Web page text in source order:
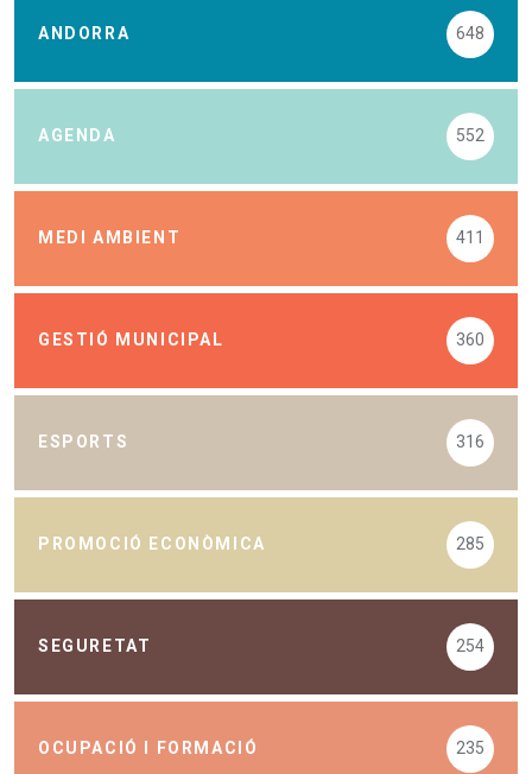
ANDORRA 648
AGENDA 552
MEDI AMBIENT 411
GESTIÓ MUNICIPAL 360
ESPORTS 316
PROMOCIÓ ECONÒMICA 285
SEGURETAT 254
OCUPACIÓ I FORMACIÓ 235